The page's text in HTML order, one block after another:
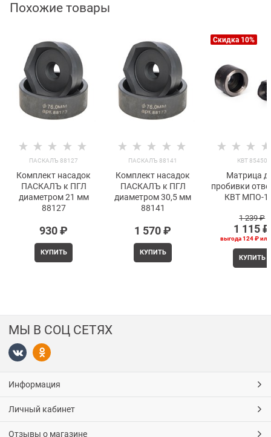
Похожие товары
ПАСКАЛЪ 88127
Комплект насадок
ПАСКАЛЪ к ПГЛ
диаметром 21 мм
88127
930 ₽
КУПИТЬ
ПАСКАЛЪ 88141
Комплект насадок
ПАСКАЛЪ к ПГЛ
диаметром 30,5 мм
88141
1 570 ₽
КУПИТЬ
Скидка 10%
КВТ 85450
Матрица
пробивки
КВТ МПО-
1 239 ₽
1 115 ₽
выгода124 ₽
КУПИТЬ
МЫ В СОЦ СЕТЯХ
Информация
Личный кабинет
Отзывы о магазине